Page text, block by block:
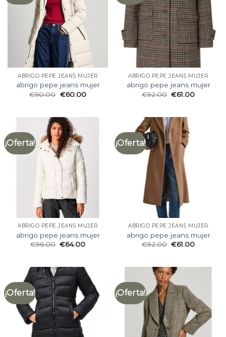
ABRIGO PEPE JEANS MUJER
abrigo pepe jeans mujer
€90.00 €60.00
ABRIGO PEPE JEANS MUJER
abrigo pepe jeans mujer
€92.00 €61.00
¡Oferta!
ABRIGO PEPE JEANS MUJER
abrigo pepe jeans mujer
€96.00 €64.00
¡Oferta!
ABRIGO PEPE JEANS MUJER
abrigo pepe jeans mujer
€92.00 €61.00
¡Oferta! ¡Oferta!